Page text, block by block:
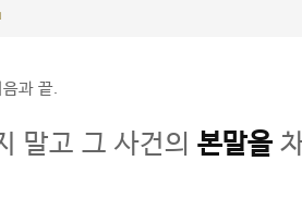
과 끝.
말고 그 사건의 본말을